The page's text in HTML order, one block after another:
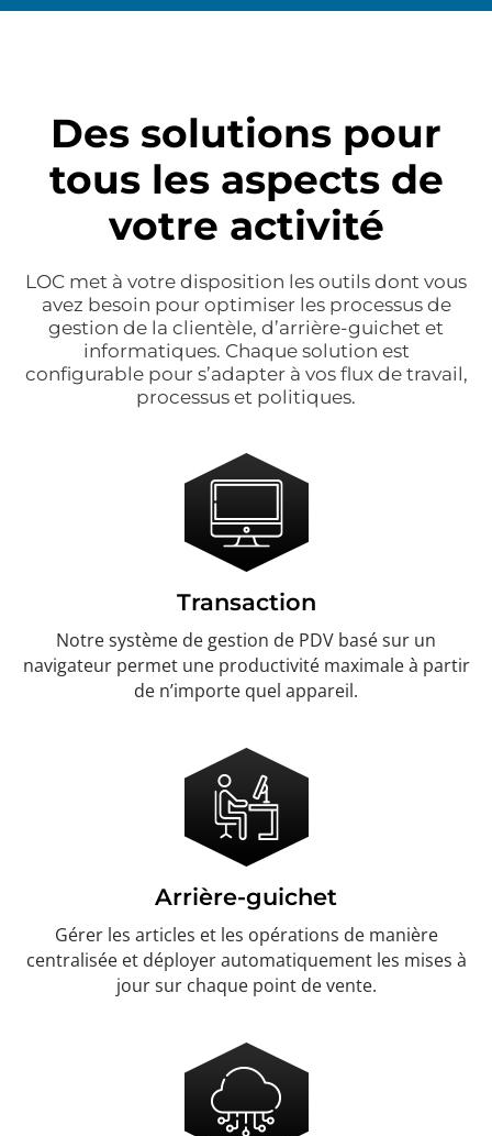
Des solutions pour
tous les aspects de
votre activité
LOC met à votre disposition les outils dont vous
avez besoin pour optimiser les processus de
gestion de la clientèle, d’arrière-guichet et
informatiques. Chaque solution est
configurable pour s’adapter à vos flux de travail,
processus et politiques.
Transaction
Notre système de gestion de PDV basé sur un
navigateur permet une productivité maximale à partir
de n’importe quel appareil.
Arrière-guichet
Gérer les articles et les opérations de manière
centralisée et déployer automatiquement les mises à
jour sur chaque point de vente.